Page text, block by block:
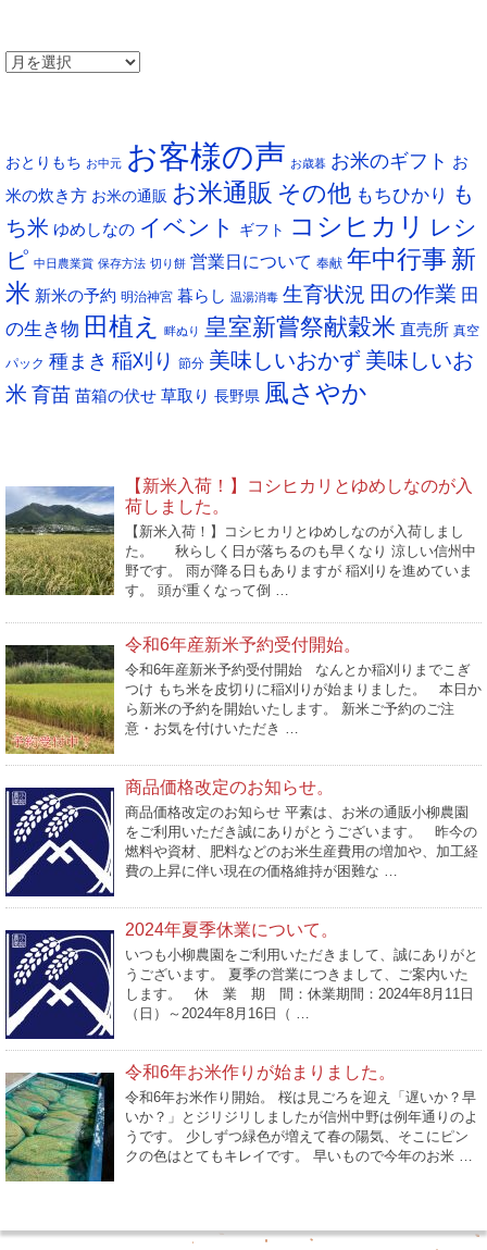
ア
おとりもち お中元 お客様の声 お歳暮 お米のギフト お
米の炊き方 お米の通販 お米通販 その他 もちひかり も
ち米 ゆめしなの イベント ギフト コシヒカリ
レシ
ピ 中日農業賞 保存方法 切り餅 営業日について 奉献 年中行事 新
米 新米の予約 明治神宮 暮らし 温湯消毒 生育状況 田の作業 田
の生き物 田植え 畔ぬり 皇室新嘗祭献穀米 直売所 真空
パック 種まき 稲刈り 節分 美味しいおかず 美味しいお
米 育苗 苗箱の伏せ 草取り 長野県 風さやか
【新米入荷！】コシヒカリとゆめしなのが入
荷しました。
【新米入荷！】コシヒカリとゆめしなのが入荷しまし
た。 秋らしく日が落ちるのも早くなり 涼しい信州中
野です。 雨が降る日もありますが 稲刈りを進めていま
す。 頭が重くなって倒 …
令和6年産新米予約受付開始。
令和6年産新米予約受付開始 なんとか稲刈りまでこぎ
つけ もち米を皮切りに稲刈りが始まりました。 本日か
ら新米の予約を開始いたします。 新米ご予約のご注
意・お気を付けいただき …
商品価格改定のお知らせ。
商品価格改定のお知らせ 平素は、お米の通販小柳農園
をご利用いただき誠にありがとうございます。 昨今の
燃料や資材、肥料などのお米生産費用の増加や、加工経
費の上昇に伴い現在の価格維持が困難な …
2024年夏季休業について。
いつも小柳農園をご利用いただきまして、誠にありがと
うございます。 夏季の営業につきまして、ご案内いた
します。 休 業 期 間：休業期間：2024年8月11日
（日）～2024年8月16日（ …
令和6年お米作りが始まりました。
令和6年お米作り開始。 桜は見ごろを迎え「遅いか？早
いか？」とジリジリしましたが信州中野は例年通りのよ
うです。 少しずつ緑色が増えて春の陽気、そこにピン
クの色はとてもキレイです。 早いもので今年のお米 …